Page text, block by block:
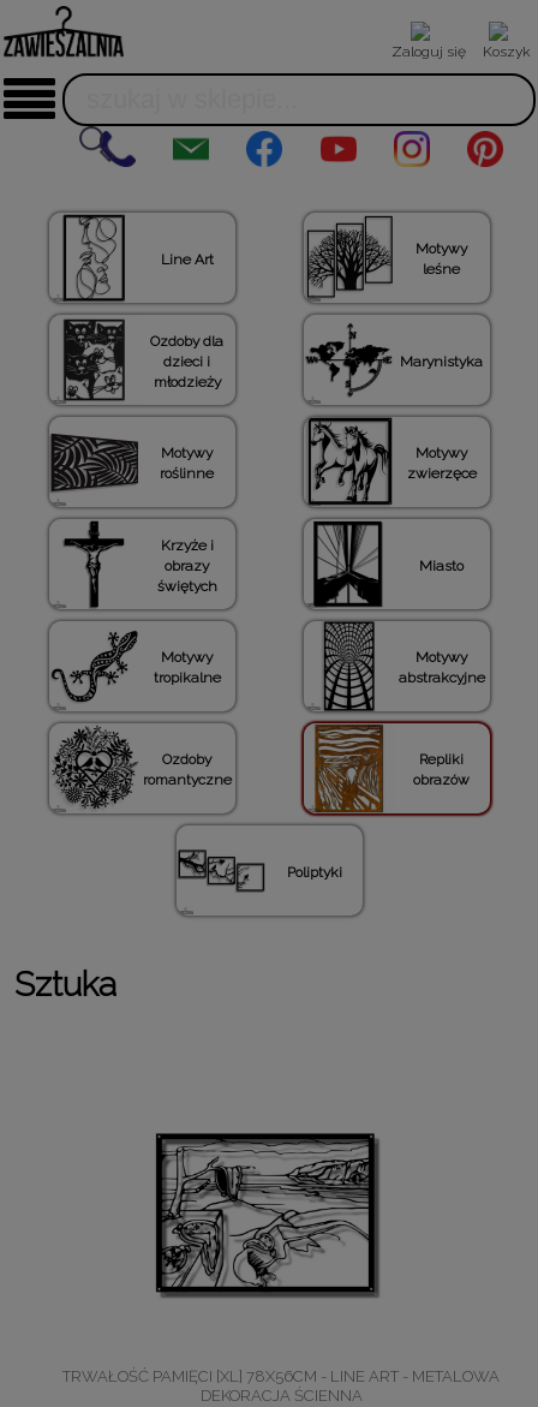
Zaloguj się Koszyk
Line Art
Motywy
leśne
Ozdoby dla
dzieci i
młodzieży
Marynistyka
Motywy
roślinne
Motywy
zwierzęce
Krzyże i
obrazy
świętych
Miasto
Motywy
tropikalne
Motywy
abstrakcyjne
Ozdoby
romantyczne
Repliki
obrazów
Poliptyki
Sztuka
TRWAŁOŚĆ PAMIĘCI [XL] 78X56CM - LINE ART - METALOWA
DEKORACJA ŚCIENNA